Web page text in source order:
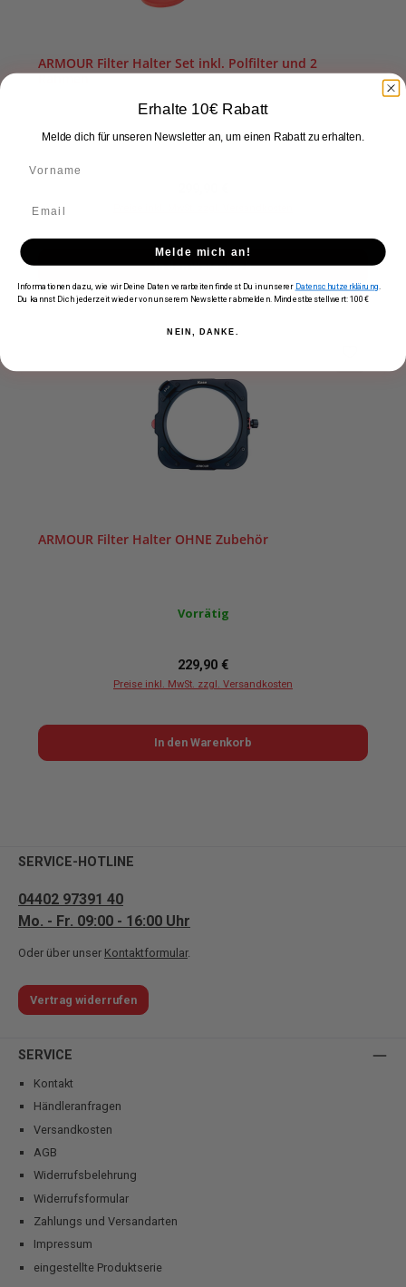
ARMOUR Filter Halter Set inkl. Polfilter und 2
Rahmen
Vorrätig
In den Warenkorb
ARMOUR Filter Halter OHNE Zubehör
Vorrätig
Regulärer Preis:
229,90 €
Preise inkl. MwSt. zzgl. Versandkosten
In den Warenkorb
SERVICE-HOTLINE
04402 97391 40
Mo. - Fr. 09:00 - 16:00 Uhr
Oder über unser Kontaktformular.
Vertrag widerrufen
SERVICE
Kontakt
Händleranfragen
Versandkosten
AGB
Widerrufsbelehrung
Widerrufsformular
Zahlungs und Versandarten
Impressum
eingestellte Produktserie
Erhalte 10€ Rabatt
Melde dich für unseren Newsletter an, um einen Rabatt zu erhalten.
Melde mich an!
Informationen dazu, wie wir Deine Daten verarbeiten findest Du in unserer Datenschutzerklärung
Du kannst Dich jederzeit wieder von unserem Newsletter abmelden. Mindestbestellwert: 100€
NEIN, DANKE.